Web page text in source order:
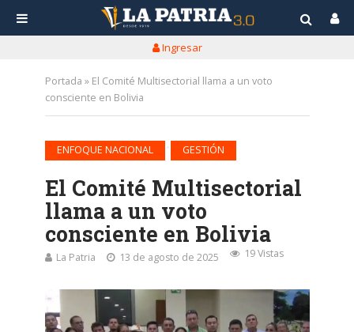
Ingresar
Portada » El Comité Multisectorial llama a un voto
consciente en Bolivia
ENFOQUE NACIONAL GESTIÓN
El Comité Multisectorial
llama a un voto
consciente en Bolivia
La Patria 13 de agosto de 2025 19 Vistas